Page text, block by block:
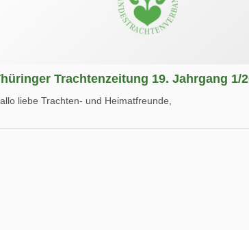
Trachtenzeitung 19. Jahrgang 1/
liebe Trachten- und Heimatfreunde,